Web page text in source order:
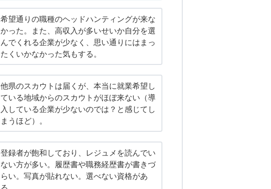
希望通りの職種のヘッドハンティングが来な
かった。また、高収入が多いせいか自分を選
んでくれる企業が少なく、思い通りにはまっ
たくいかなかった気もする。
他県のスカウトは届くが、本当に就業希望し
ている地域からのスカウトがほぼ来ない（導
入している企業が少ないのでは？と感じてし
まうほど）。
登録者が飽和しており、レジュメを読んでい
ない方が多い。履歴書や職務経歴書が書きづ
らい。写真が貼れない。選べない資格があ